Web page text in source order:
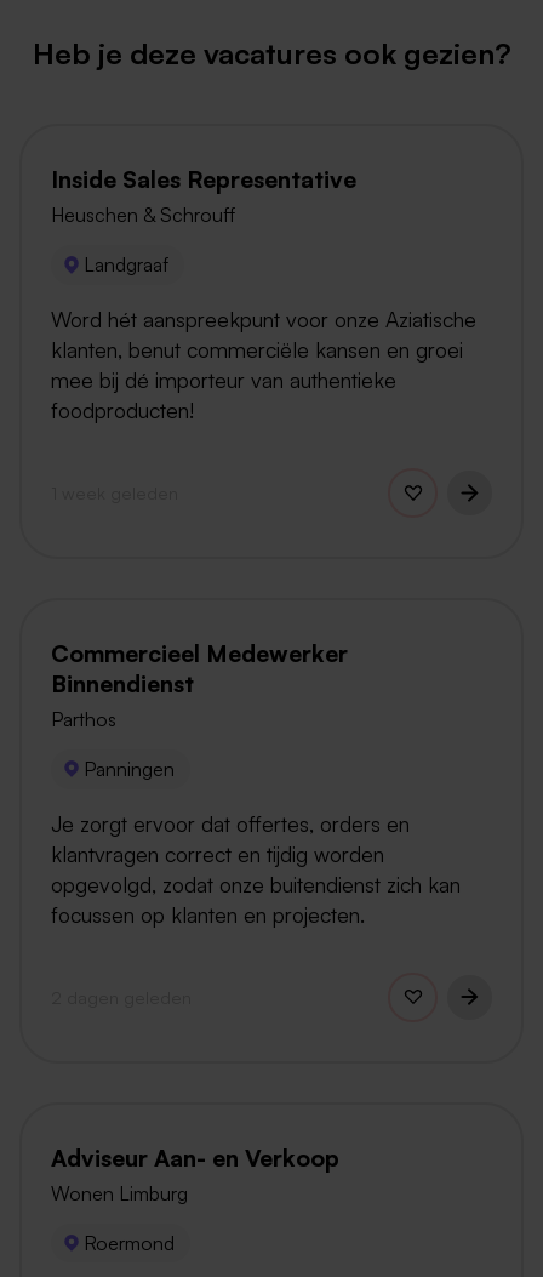
Heb je deze vacatures ook gezien?
Inside Sales Representative
Heuschen & Schrouff
Landgraaf
Word hét aanspreekpunt voor onze Aziatische
klanten, benut commerciële kansen en groei
mee bij dé importeur van authentieke
foodproducten!
Commercieel Medewerker
Binnendienst
Parthos
Panningen
Je zorgt ervoor dat offertes, orders en
klantvragen correct en tijdig worden
opgevolgd, zodat onze buitendienst zich kan
focussen op klanten en projecten.
Adviseur Aan- en Verkoop
Wonen Limburg
Roermond